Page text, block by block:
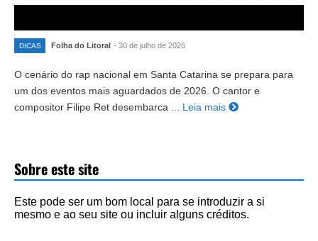
DICAS Folha do Litoral - 30 de julho de 2026
O cenário do rap nacional em Santa Catarina se prepara para
um dos eventos mais aguardados de 2026. O cantor e
compositor Filipe Ret desembarca ...
Leia mais
Sobre este site
Este pode ser um bom local para se introduzir a si
mesmo e ao seu site ou incluir alguns créditos.